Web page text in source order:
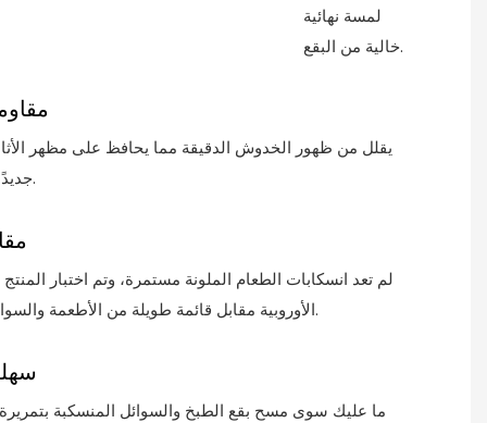
لمسة نهائية
خالية من البقع.
يقلل من ظهور الخدوش الدقيقة مما يحافظ على مظهر
جديدًا لفترة أطول.
لم تعد انسكابات الطعام الملونة مستمرة، وتم اختبار المنتج
الأوروبية مقابل قائمة طويلة من الأطعمة والسوائل النموذجية.
ما عليك سوى مسح بقع الطبخ والسوائل المنسكبة